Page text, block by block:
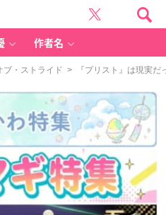
作者名
ブ・ストライド > 『プリスト』は現実だ